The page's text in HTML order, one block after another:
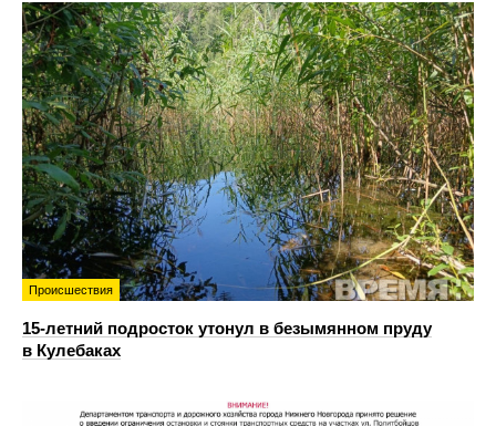
Происшествия
15-летний подросток утонул в безымянном пруду
в Кулебаках